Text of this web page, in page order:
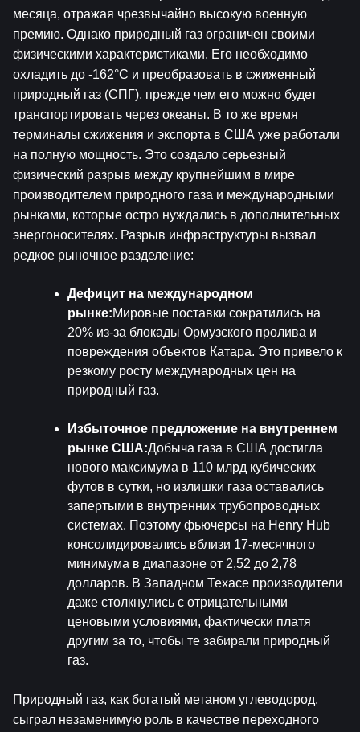
месяца, отражая чрезвычайно высокую военную
премию. Однако природный газ ограничен своими
физическими характеристиками. Его необходимо
охладить до -162°C и преобразовать в сжиженный
природный газ (СПГ), прежде чем его можно будет
транспортировать через океаны. В то же время
терминалы сжижения и экспорта в США уже работали
на полную мощность. Это создало серьезный
физический разрыв между крупнейшим в мире
производителем природного газа и международными
рынками, которые остро нуждались в дополнительных
энергоносителях. Разрыв инфраструктуры вызвал
редкое рыночное разделение:
Дефицит на международном
рынке:Мировые поставки сократились на
20% из-за блокады Ормузского пролива и
повреждения объектов Катара. Это привело к
резкому росту международных цен на
природный газ.
Избыточное предложение на внутреннем
рынке США:Добыча газа в США достигла
нового максимума в 110 млрд кубических
футов в сутки, но излишки газа оставались
запертыми в внутренних трубопроводных
системах. Поэтому фьючерсы на Henry Hub
консолидировались вблизи 17-месячного
минимума в диапазоне от 2,52 до 2,78
долларов. В Западном Техасе производители
даже столкнулись с отрицательными
ценовыми условиями, фактически платя
другим за то, чтобы те забирали природный
газ.
Природный газ, как богатый метаном углеводород,
сыграл незаменимую роль в качестве переходного